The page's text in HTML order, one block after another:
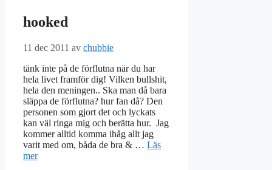
hooked
11 dec 2011 av chubbie
tänk inte på de förflutna när du har
hela livet framför dig! Vilken bullshit,
hela den meningen.. Ska man då bara
släppa de förflutna? hur fan då? Den
personen som gjort det och lyckats
kan väl ringa mig och berätta hur. Jag
kommer alltid komma ihåg allt jag
varit med om, båda de bra & … Läs
mer